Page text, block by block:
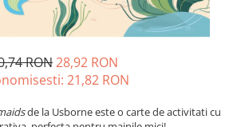
RON28,92 RON
21,82 RON
de la Usborne este o carte de activitati cu